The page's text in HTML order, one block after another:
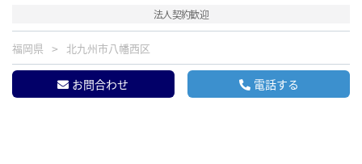
法人契約歓迎
福岡県 北九州市八幡西区
お問合わせ 電話する